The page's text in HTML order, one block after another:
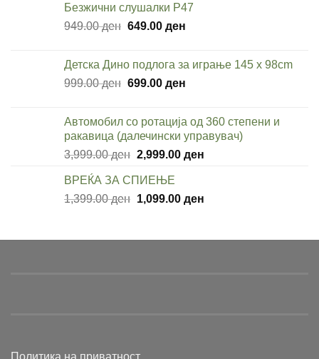
999.00 ден.599.00 ден.
Безжични слушалки P47
949.00ден Original
949.00 ден.
649.00 денCurrent
649.00 ден.
Детска Дино подлога за играње 145 x 98cm
999.00ден Original
999.00 ден.
699.00 денCurrent
699.00 ден.
Автомобил со ротација од 360 степени и
ракавица (далечински управувач)
3,999.00ден Original
was:
3,999.00 ден.
2,999.00 денCurrent
2,999.00 ден.
ВРЕЌА ЗА СПИЕЊЕ
1,399.00ден Original
1,399.00 ден.
1,099.00 денCurrent
1,099.00 ден.
Политика на приватност